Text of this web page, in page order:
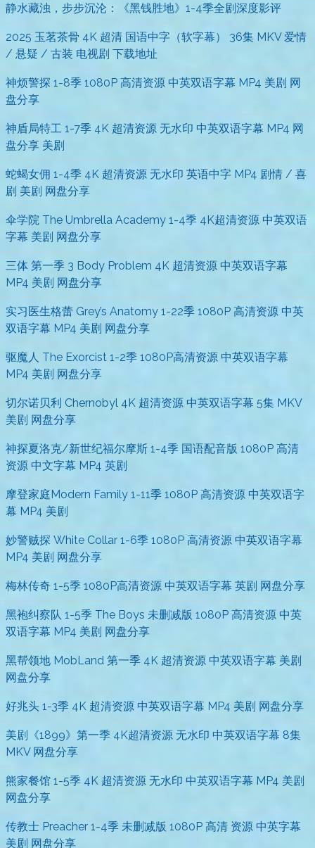
静水藏浊，步步沉沦：《黑钱胜地》1-4季全剧深度影评
2025 玉茗茶骨 4K 超清 国语中字（软字幕） 36集 MKV 爱情
/ 悬疑 / 古装 电视剧 下载地址
神烦警探 1-8季 1080P 高清资源 中英双语字幕 MP4 美剧 网
盘分享
神盾局特工 1-7季 4K 超清资源 无水印 中英双语字幕 MP4 网
盘分享 美剧
蛇蝎女佣 1-4季 4K 超清资源 无水印 英语中字 MP4 剧情 / 喜
剧 美剧 网盘分享
伞学院 The Umbrella Academy 1-4季 4K超清资源 中英双语
字幕 美剧 网盘分享
三体 第一季 3 Body Problem 4K 超清资源 中英双语字幕
MP4 美剧 网盘分享
实习医生格蕾 Grey’s Anatomy 1-22季 1080P 高清资源 中英
双语字幕 MP4 美剧 网盘分享
驱魔人 The Exorcist 1-2季 1080P高清资源 中英双语字幕
MP4 美剧 网盘分享
切尔诺贝利 Chernobyl 4K 超清资源 中英双语字幕 5集 MKV
美剧 网盘分享
神探夏洛克/新世纪福尔摩斯 1-4季 国语配音版 1080P 高清
资源 中文字幕 MP4 英剧
摩登家庭Modern Family 1-11季 1080P 高清资源 中英双语字
幕 MP4 美剧
妙警贼探 White Collar 1-6季 1080P 高清资源 中英双语字幕
MP4 美剧 网盘分享
梅林传奇 1-5季 1080P高清资源 中英双语字幕 英剧 网盘分享
黑袍纠察队 1-5季 The Boys 未删减版 1080P 高清资源 中英
双语字幕 MP4 美剧 网盘分享
黑帮领地 MobLand 第一季 4K 超清资源 中英双语字幕 美剧
网盘分享
好兆头 1-3季 4K 超清资源 中英双语字幕 MP4 美剧 网盘分享
美剧《1899》第一季 4K超清资源 无水印 中英双语字幕 8集
MKV 网盘分享
熊家餐馆 1-5季 4K 超清资源 无水印 中英双语字幕 MP4 美剧
网盘分享
传教士 Preacher 1-4季 未删减版 1080P 高清 资源 中英字幕
美剧 网盘分享